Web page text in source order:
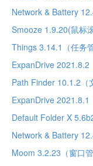
Smooze 1.9.20(鼠标
Things 3.14.1（任务
ExpanDrive 2021.8.2
Path Finder 10.1.2（
ExpanDrive 2021.8.1
Default Folder X
Moom 3.2.23（窗口